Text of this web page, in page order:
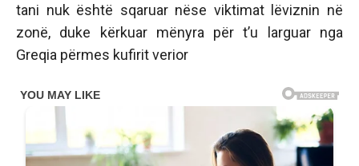
tani nuk është sqaruar nëse viktimat lëviznin në
zonë, duke kërkuar mënyra për t’u larguar nga
Greqia përmes kufirit verior